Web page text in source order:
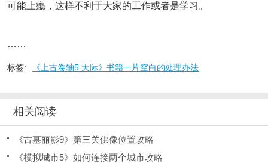
可能上瘾，这样不利于大家的工作或者是学习。
……
标签: 《上古卷轴5 天际》书籍一片空白的处理办法
相关阅读
《古墓丽影9》第三关佛像位置攻略
《模拟城市5》如何连接两个城市攻略